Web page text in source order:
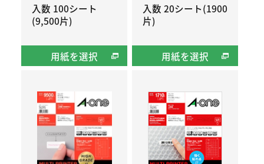
入数 100シート
(9,500片)
用紙を選択
入数 20シート(1900
片)
用紙を選択